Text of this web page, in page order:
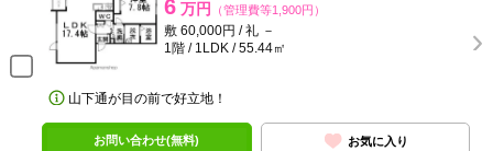
6 万円 （管理費等1,900円）
敷 60,000円 / 礼 －
1階 / 1LDK / 55.44㎡
山下通が目の前で好立地！
お問い合わせ(無料) お気に入り